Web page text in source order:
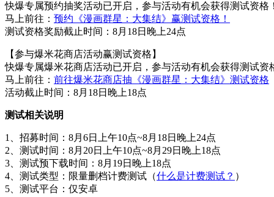
快爆专属预约抽奖活动已开启，参与活动有机会获得测试资格！
马上前往： 预约《漫画群星：大集结》赢测试资格！
测试资格奖励截止时间：8月18日晚上24点
【参与爆米花商店活动赢测试资格】
快爆专属爆米花商店活动已开启，参与活动有机会获得测试资
马上前往： 前往爆米花商店抽《漫画群星：大集结》测试资格
活动截止时间：8月18日晚上18点
测试相关说明
1、招募时间：8月6日上午10点~8月18日晚上24点
2、测试时间：8月20日上午10点~8月29日晚上18点
3、测试预下载时间：8月19日晚上18点
4、测试类型：限量删档计费测试（什么是计费测试？ ）
5、测试平台：仅安卓